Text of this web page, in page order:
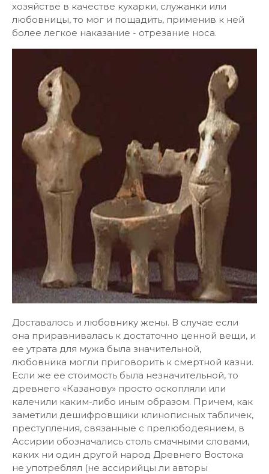
хозяйстве в качестве кухарки, служанки или
любовницы, то мог и пощадить, применив к ней
более легкое наказание - отрезание носа.
Доставалось и любовнику жены. В случае если
она приравнивалась к достаточно ценной вещи, и
ее утрата для мужа была значительной,
любовника могли приговорить к смертной казни.
Если же ее стоимость была незначительной, то
древнего «Казанову» просто оскопляли или
калечили каким-либо иным образом. Причем, как
заметили дешифровщики клинописных табличек,
преступления, связанные с прелюбодеянием, в
Ассирии обозначались столь смачными словами,
каких ни один другой народ Древнего Востока
не употреблял (не ассирийцы ли авторы